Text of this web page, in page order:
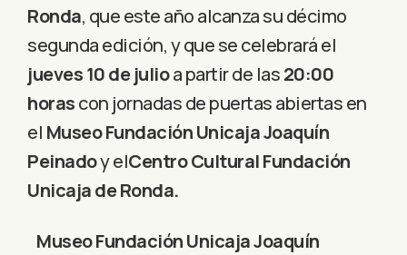
Ronda, que este año alcanza su décimo
segunda edición, y que se celebrará el
jueves 10 de julioa partir de las20:00
horascon jornadas de puertas abiertas en
el Museo Fundación Unicaja Joaquín
Peinadoy elCentro Cultural Fundación
Unicaja de Ronda.
Museo Fundación Unicaja Joaquín